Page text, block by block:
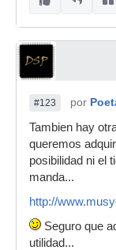
#123 por
Tambien hay
queremos
posibilidad ni el
manda...
http://
Seguro que
utilidad...